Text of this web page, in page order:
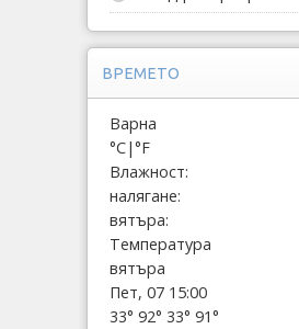
ВРЕМЕТО
Варна
°C|°F
Влажност:
налягане:
вятъра:
Температура
вятъра
Пет, 07 15:00
33° 92° 33° 91°